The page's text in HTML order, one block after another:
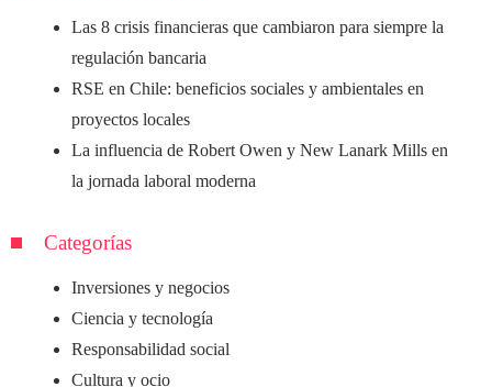
Las 8 crisis financieras que cambiaron para siempre la
regulación bancaria
RSE en Chile: beneficios sociales y ambientales en
proyectos locales
La influencia de Robert Owen y New Lanark Mills en
la jornada laboral moderna
Categorías
Inversiones y negocios
Ciencia y tecnología
Responsabilidad social
Cultura y ocio